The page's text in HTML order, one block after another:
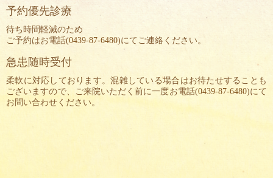
予約優先診療
待ち時間軽減のため
ご予約はお電話(0439-87-6480)にてご連絡ください。
急患随時受付
柔軟に対応しております。混雑している場合はお待たせすることも
ございますので、ご来院いただく前に一度お電話(0439-87-6480)にて
お問い合わせください。